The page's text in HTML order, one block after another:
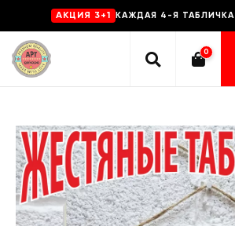
AKЦИЯ 3+1 КАЖДАЯ 4-Я ТАБЛИЧКА
0